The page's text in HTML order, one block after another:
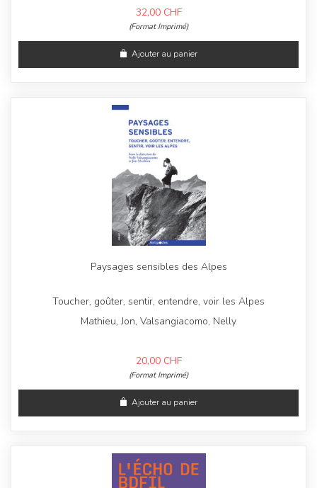
32,00 CHF
(Format Imprimé)
Ajouter au panier
Paysages sensibles des Alpes
Toucher, goûter, sentir, entendre, voir les Alpes
Mathieu, Jon, Valsangiacomo, Nelly
20,00 CHF
(Format Imprimé)
Ajouter au panier